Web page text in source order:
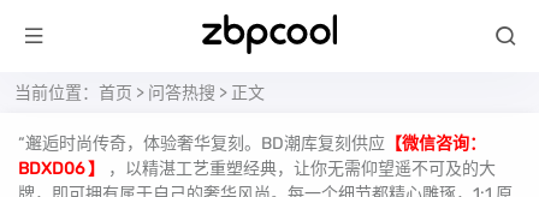
当前位置： 首页 > 问答热搜 > 正文
“邂逅时尚传奇，体验奢华复刻。BD潮库复刻供应 【微信咨询：
BDXD06 】
，以精湛工艺重塑经典，让你无需仰望遥不可及的大